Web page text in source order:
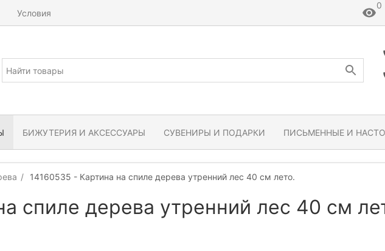
Условия
0
БИЖУТЕРИЯ И АКСЕССУАРЫ СУВЕНИРЫ И ПОДАРКИ ПИСЬМЕННЫЕ И
14160535 - Картина на спиле дерева утренний лес 40 см лето.
спиле дерева утренний лес 40 см